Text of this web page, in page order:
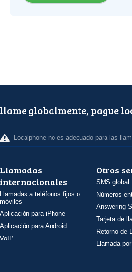
llame globalmente, pague
Localphone no es adecuado para las
Llamadas
internacionales
Llamadas a teléfonos fijos o
móviles
Aplicación para iPhone
Aplicación para Android
VoIP
Otros
SMS global
Números
Answering
Tarjeta de
Retorno de
Llamada